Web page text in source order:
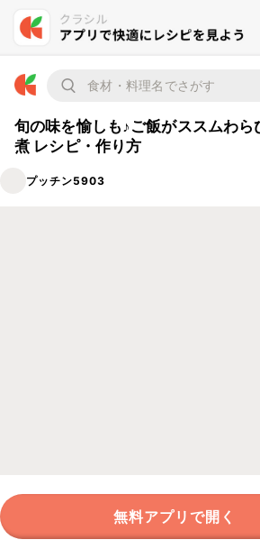
旬の味を愉しも♪ご飯がススムわら
煮 レシピ・作り方
プッチン5903
無料アプリで開く